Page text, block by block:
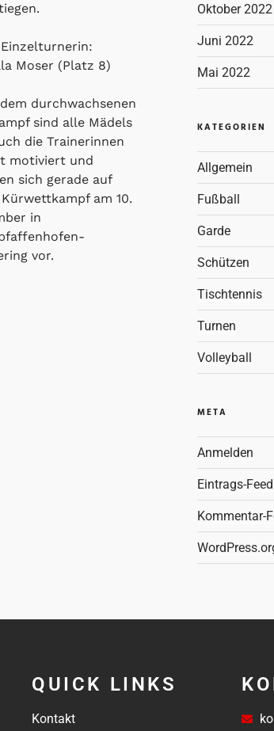
Moser (Platz 8)
durchwachsenen
sind alle Mädels
die Trainerinnen
motiviert und
sich gerade auf
Kürwettkampf am 10.
in
vor.
Oktober 2022
Juni 2022
Mai 2022
KATEGORIEN
Allgemein
Fußball
Garde
Schützen
Tischtennis
Turnen
Volleyball
META
Anmelden
Eintrags-Feed
Kommentar-
QUICK LINKS
Kontakt